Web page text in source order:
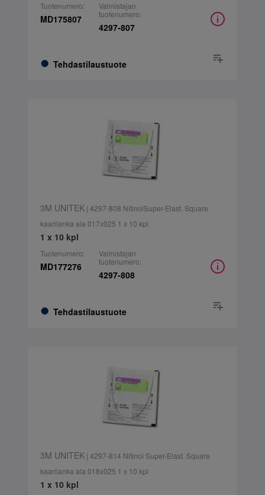
Tuotenumero:
MD175807
Tehdastilaustuote
Valmistajan
tuotenumero:
4297-807
3M UNITEK| 4297-808 NitinolSuper-Elast. Square
kaarilanka ala 017x025 1 x 10 kpl
1 x 10 kpl
Tuotenumero:
MD177276
Tehdastilaustuote
Valmistajan
tuotenumero:
4297-808
3M UNITEK| 4297-814 Nitinol Super-Elast. Square
kaarilanka ala 018x025 1 x 10 kpl
1 x 10 kpl